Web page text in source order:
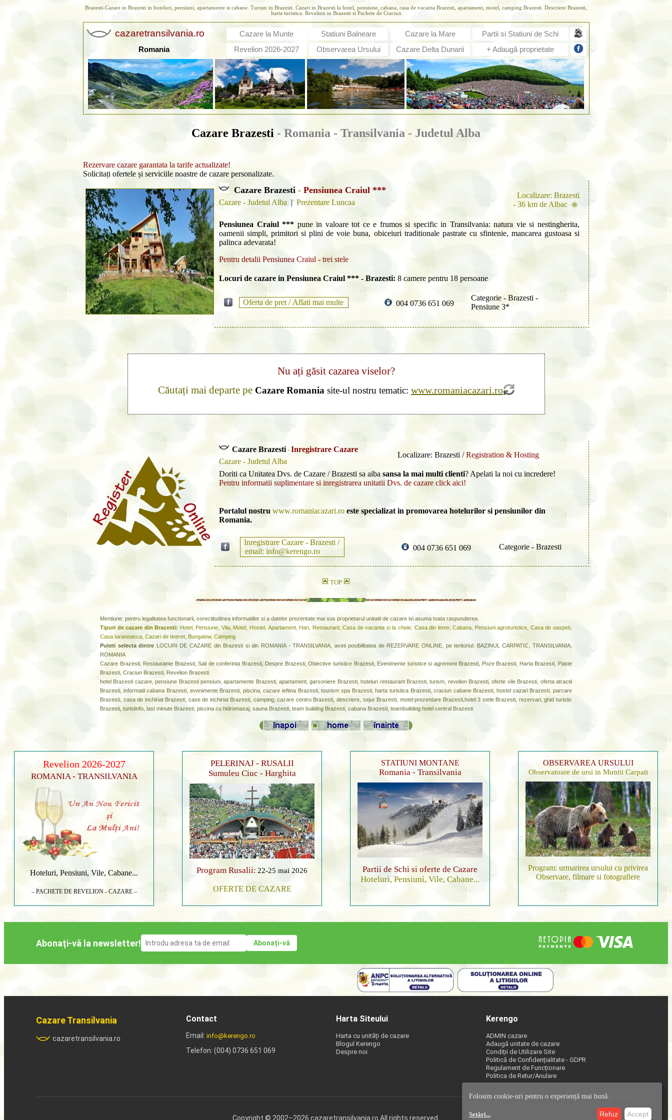
Brazesti-Cazare in Brazesti in hoteluri, pensiuni, apartamente si cabane. Turism in Brazesti. Cazari in Brazesti la hotel, pensiune, cabana, casa de vacanta Brazesti, apartament, motel, camping Brazesti. Descriere Brazesti,
harta turistica. Revelion in Brazesti si Pachete de Craciun
cazaretransilvania.ro Cazare la Munte Statiuni Balneare Cazare la Mare
Partii si Statiuni de Schi
Romania
Revelion 2026-2027 Observarea Ursului Cazare Delta Dunarii + Adaugă proprietate
Cazare Brazesti - Romania - Transilvania - Judetul Alba
Rezervare cazare garantata la tarife actualizate!
Solicitați ofertele și serviciile noastre de cazare personalizate.
Cazare Brazesti - Pensiunea Craiul ***
Cazare - Judetul Alba | Prezentare Luncaa
Localizare: Brazesti
- 36 km de Albac
Pensiunea Craiul *** pune in valoare tot ce e frumos si specific in Transilvania: natura vie si nestingherita,
oamenii simpli, primitori si plini de voie buna, obiceiuri traditionale pastrate cu sfintenie, mancarea gustoasa si
palinca adevarata!
Pentru detalii Pensiunea Craiul - trei stele
Locuri de cazare in Pensiunea Craiul *** - Brazesti: 8 camere pentru 18 persoane
Oferta de pret / Aflati mai multe 004 0736 651 069
Categorie - Brazesti -
Pensiune 3*
Nu ați găsit cazarea viselor?
Căutați mai departe pe Cazare Romania site-ul nostru tematic: www.romaniacazari.ro
Cazare Brazesti- Inregistrare Cazare
Cazare - Judetul Alba
Localizare: Brazesti /Registration & Hosting
Doriti ca Unitatea Dvs. de Cazare / Brazesti sa aiba sansa la mai multi clienti? Apelati la noi cu incredere!
Pentru informatii suplimentare si inregistrarea unitatii Dvs. de cazare click aici!
Portalul nostru www.romaniacazari.ro este specializat in promovarea hotelurilor si pensiunilor din
Romania.
Inregistrare Cazare - Brazesti /
email: info@kerengo.ro
004 0736 651 069 Categorie - Brazesti
TOP
Mentiune: pentru legalitatea functionarii, corectitudinea informatiilor si a datelor prezentate mai sus proprietarul unitatii de cazare isi asuma toata raspunderea.
Tipuri de cazare din Brazesti: Hotel, Pensiune, Vila, Motel, Hostel, Apartament, Han, Restaurant, Casa de vacanta si la cheie, Casa din lemn, Cabana, Pensiuni agroturistice, Casa de oaspeti,
Casa taraneasca, Cazari de tineret, Bungalow, Camping
Puteti selecta dintre LOCURI DE CAZARE din Brazesti si din ROMANIA - TRANSILVANIA, aveti posibilitatea de REZERVARE ONLINE, pe teritoriul: BAZINUL CARPATIC, TRANSILVANIA,
ROMANIA
Cazare Brazesti, Restaurante Brazesti, Sali de conferinta Brazesti, Despre Brazesti, Obiective turistice Brazesti, Evenimente turistice si agrement Brazesti, Poze Brazesti, Harta Brazesti, Paste
Brazesti, Craciun Brazesti, Revelion Brazesti
hotel Brazesti cazare, pensiune Brazesti pensiuni, apartamente Brazesti, apartament, garsoniere Brazesti, hoteluri restaurant Brazesti, turism, revelion Brazesti, oferte vile Brazesti, oferta atractii
Brazesti, informatii cabana Brazesti, evenimente Brazesti, piscina, cazare ieftina Brazesti, tourism spa Brazesti, harta turistica Brazesti, craciun cabane Brazesti, hostel cazari Brazesti, parcare
Brazesti, casa de inchiriat Brazesti, case de inchiriat Brazesti, camping, cazare centru Brazesti, descriere, sejur Brazesti, motel prezentare Brazesti,hotel 3 stele Brazesti, rezervari, ghid turistic
Brazesti, turistinfo, last minute Brazesti, piscina cu hidromasaj, sauna Brazesti, team building Brazesti, cabana Brazesti, teambuilding hotel central Brazesti
Revelion 2026-2027
ROMANIA - TRANSILVANIA
Hoteluri, Pensiuni, Vile, Cabane...
– PACHETE DE REVELION - CAZARE –
PELERINAJ - RUSALII
Sumuleu Ciuc - Harghita
Program Rusalii: 22-25 mai 2026
OFERTE DE CAZARE
STATIUNI MONTANE
Romania - Transilvania
Partii de Schi si oferte de Cazare
Hoteluri, Pensiuni, Vile, Cabane...
OBSERVAREA URSULUI
Observatoare de ursi in Muntii Carpati
Program: urmarirea ursului cu privirea
Observare, filmare si fotografiere
Abonați-vă la newsletter!
Cazare Transilvania
cazaretransilvania.ro
Contact
Email: info@kerengo.ro
Telefon: (004) 0736 651 069
Harta Siteului
Harta cu unități de cazare
Blogul Kerengo
Despre noi
Kerengo
ADMIN cazare
Adaugă unitate de cazare
Condiții de Utilizare Site
Politică de Confidențialitate - GDPR
Regulament de Funcționare
Politica de Retur/Anulare
Copyright © 2002–2026 cazaretransilvania.ro All rights reserved.
Folosim cookie-uri pentru o experiență mai bună.
Setări... Refuz Accept